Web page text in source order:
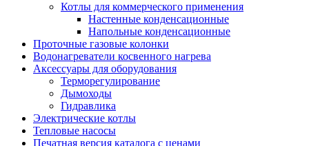
Котлы для коммерческого применения
Настенные конденсационные
Напольные конденсационные
Проточные газовые колонки
Водонагреватели косвенного нагрева
Аксессуары для оборудования
Терморегулирование
Дымоходы
Гидравлика
Электрические котлы
Тепловые насосы
Печатная версия каталога с ценами